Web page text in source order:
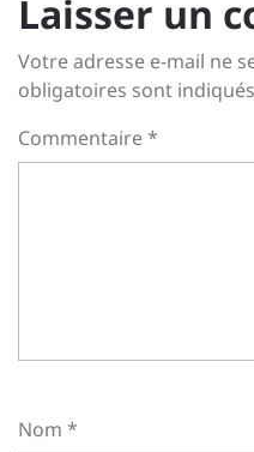
Laisser un
Votre adresse e-mail ne
obligatoires sont
Commentaire*
Nom *